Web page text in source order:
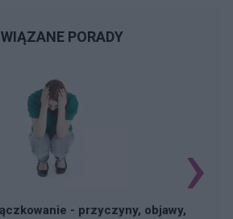
PORADY
- przyczyny, objawy,›